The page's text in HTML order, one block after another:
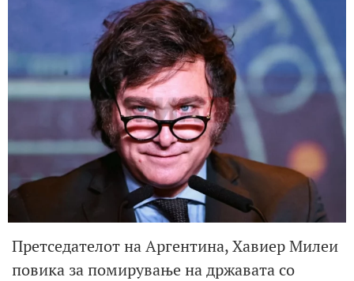
Претседателот на Аргентина, Хавиер Милеи
повика за помирување на државата со